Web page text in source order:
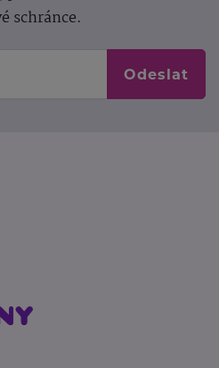
schránce.
Odeslat